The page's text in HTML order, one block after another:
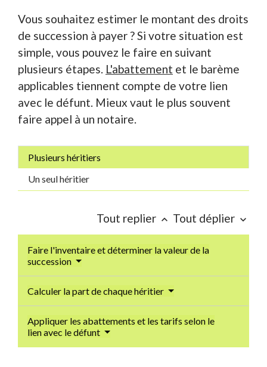
Vous souhaitez estimer le montant des droits
de succession à payer ? Si votre situation est
simple, vous pouvez le faire en suivant
plusieurs étapes. L'abattement et le barème
applicables tiennent compte de votre lien
avec le défunt. Mieux vaut le plus souvent
faire appel à un notaire.
Plusieurs héritiers
Un seul héritier
Tout replier keyboard_arrow_up Tout déplier keyboard_arrow_down
Faire l'inventaire et déterminer la valeur de la
succession
Calculer la part de chaque héritier
Appliquer les abattements et les tarifs selon le
lien avec le défunt